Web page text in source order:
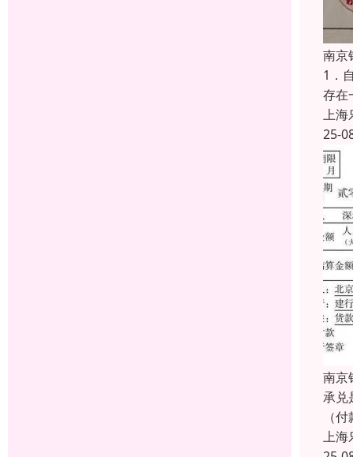
南京
1．
存在
上海
25-
南京
承兑
（
上海